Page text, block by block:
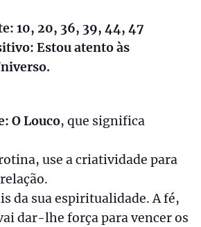
10, 20, 36, 39, 44, 47
Estou atento às
O Louco, que significa
use a criatividade para
da sua espiritualidade. A fé,
dar-lhe força para vencer os